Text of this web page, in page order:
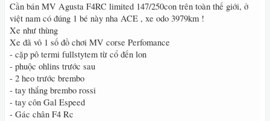
Cần bán MV Agusta F4RC limited 147/250con trên toàn thế giới, ở
việt nam có đúng 1 bé này nha ACE , xe odo 3979km !
Xe như thùng
Xe đã vô 1 số đồ chơi MV corse Perfomance
- cặp pô termi fullstytem từ cổ đến lon
- phuộc ohlins trước sau
- 2 heo trước brembo
- tay thắng brembo rossi
- tay côn Gal Espeed
- Gác chân F4 Rc